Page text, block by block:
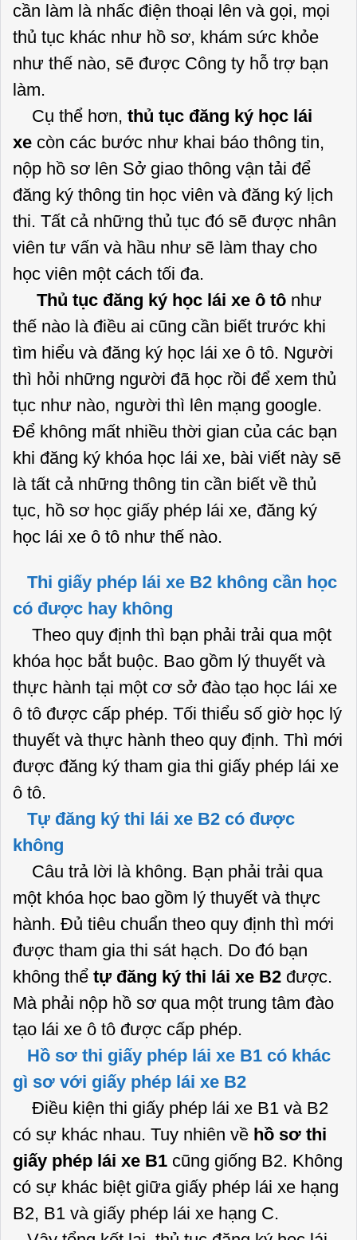
cần làm là nhấc điện thoại lên và gọi, mọi
thủ tục khác như hồ sơ, khám sức khỏe
như thế nào, sẽ được Công ty hỗ trợ bạn
làm.
Cụ thể hơn, thủ tục đăng ký học lái
xe còn các bước như khai báo thông tin,
nộp hồ sơ lên Sở giao thông vận tải để
đăng ký thông tin học viên và đăng ký lịch
thi. Tất cả những thủ tục đó sẽ được nhân
viên tư vấn và hầu như sẽ làm thay cho
học viên một cách tối đa.
Thủ tục đăng ký học lái xe ô tô như
thế nào là điều ai cũng cần biết trước khi
tìm hiểu và đăng ký học lái xe ô tô. Người
thì hỏi những người đã học rồi để xem thủ
tục như nào, người thì lên mạng google.
Để không mất nhiều thời gian của các bạn
khi đăng ký khóa học lái xe, bài viết này sẽ
là tất cả những thông tin cần biết về thủ
tục, hồ sơ học giấy phép lái xe, đăng ký
học lái xe ô tô như thế nào.
Thi giấy phép lái xe B2 không cần học
có được hay không
Theo quy định thì bạn phải trải qua một
khóa học bắt buộc. Bao gồm lý thuyết và
thực hành tại một cơ sở đào tạo học lái xe
ô tô được cấp phép. Tối thiểu số giờ học lý
thuyết và thực hành theo quy định. Thì mới
được đăng ký tham gia thi giấy phép lái xe
ô tô.
Tự đăng ký thi lái xe B2 có được
không
Câu trả lời là không. Bạn phải trải qua
một khóa học bao gồm lý thuyết và thực
hành. Đủ tiêu chuẩn theo quy định thì mới
được tham gia thi sát hạch. Do đó bạn
không thể tự đăng ký thi lái xe B2 được.
Mà phải nộp hồ sơ qua một trung tâm đào
tạo lái xe ô tô được cấp phép.
Hồ sơ thi giấy phép lái xe B1 có khác
gì sơ với giấy phép lái xe B2
Điều kiện thi giấy phép lái xe B1 và B2
có sự khác nhau. Tuy nhiên về hồ sơ thi
giấy phép lái xe B1 cũng giống B2. Không
có sự khác biệt giữa giấy phép lái xe hạng
B2, B1 và giấy phép lái xe hạng C.